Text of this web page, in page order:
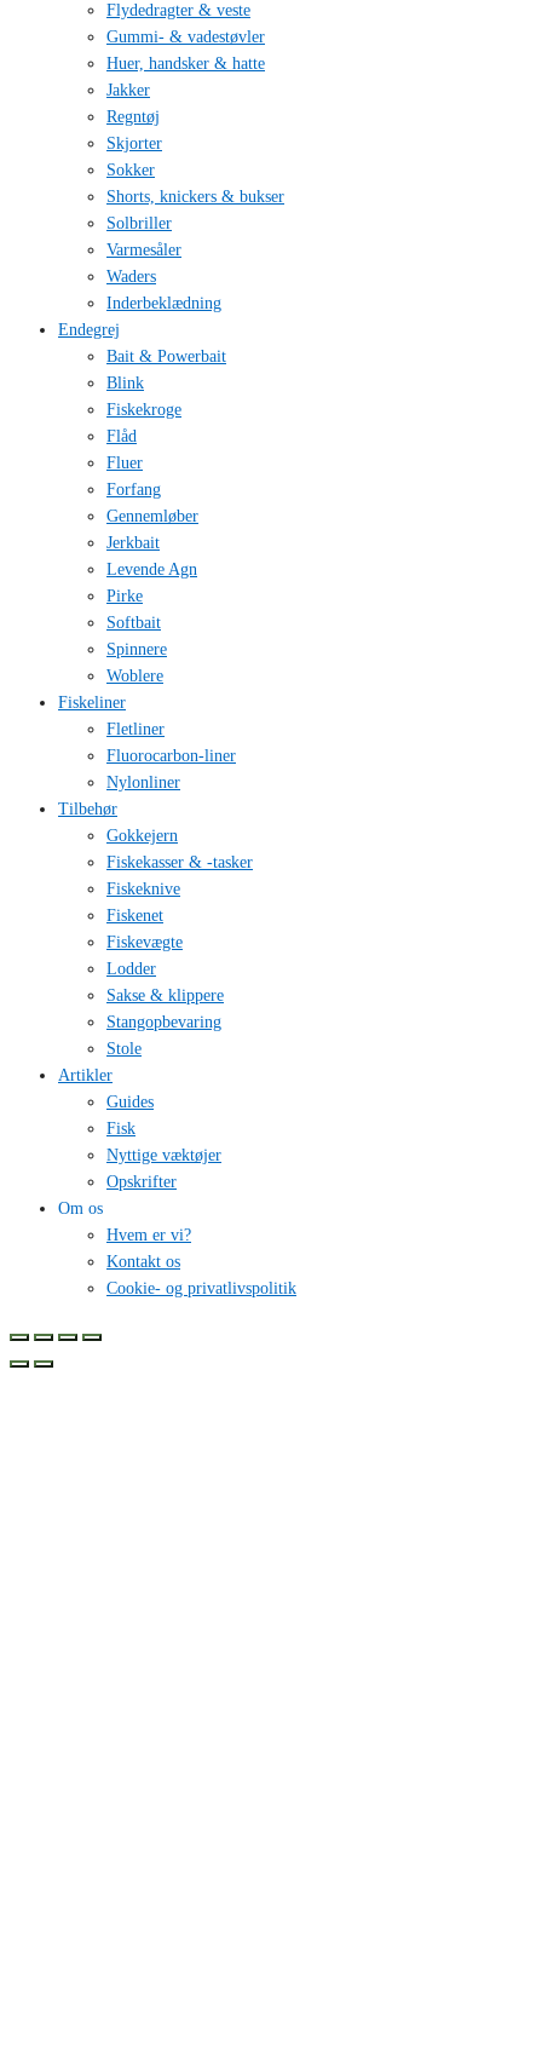
Flydedragter & veste
Gummi- & vadestøvler
Huer, handsker & hatte
Jakker
Regntøj
Skjorter
Sokker
Shorts, knickers & bukser
Solbriller
Varmesåler
Waders
Inderbeklædning
Endegrej
Bait & Powerbait
Blink
Fiskekroge
Flåd
Fluer
Forfang
Gennemløber
Jerkbait
Levende Agn
Pirke
Softbait
Spinnere
Woblere
Fiskeliner
Fletliner
Fluorocarbon-liner
Nylonliner
Tilbehør
Gokkejern
Fiskekasser & -tasker
Fiskeknive
Fiskenet
Fiskevægte
Lodder
Sakse & klippere
Stangopbevaring
Stole
Artikler
Guides
Fisk
Nyttige væktøjer
Opskrifter
Om os
Hvem er vi?
Kontakt os
Cookie- og privatlivspolitik